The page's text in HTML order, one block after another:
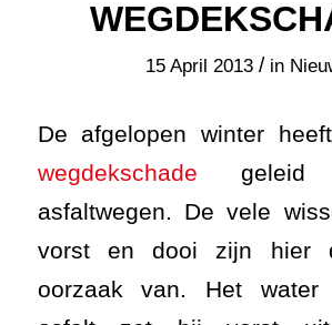
15 April 2013 / in
De afgelopen winter
wegdekschade geleid
asfaltwegen. De vele
vorst en dooi zijn hier
oorzaak van. Het water